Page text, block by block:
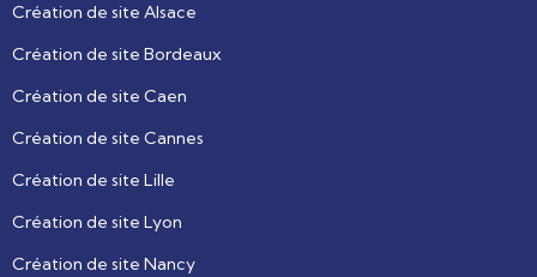
Création de site Alsace
Création de site Bordeaux
Création de site Caen
Création de site Cannes
Création de site Lille
Création de site Lyon
Création de site Nancy